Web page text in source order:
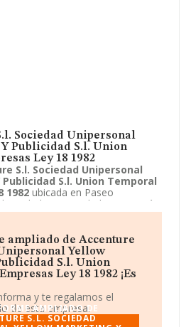
Sociedad Unipersonal
Publicidad S.l. Union
Ley 18 1982
S.l. Sociedad Unipersonal
S.l. Union Temporal
1982 ubicada en Paseo
Madrid. Su actividad CNAE está
de consultoría
S.l. Sociedad
Y Publicidad S.l.
Ley 18 1982
ampliado de Accenture
Yellow
S.l. Union
Ley 18 1982 ¡Es
y te regalamos el
de esta empresa.
AMPLIADO DE
S.L. SOCIEDAD